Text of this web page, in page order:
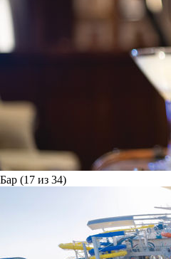
Бар (17 из 34)